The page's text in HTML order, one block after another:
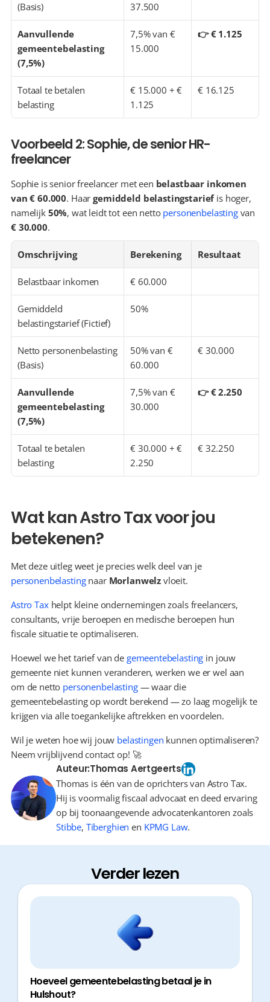
(Basis) 37.500
Aanvullende
gemeentebelasting
(7,5%)
7,5% van €
15.000
👉 € 1.125
Totaal te betalen
belasting
€ 15.000 + €
1.125
€ 16.125
Voorbeeld 2: Sophie, de senior HR-
freelancer
Sophie is senior freelancer met een belastbaar inkomen
van € 60.000. Haar gemiddeld belastingstarief is hoger,
namelijk 50%, wat leidt tot een netto personenbelasting
€ 30.000.
Omschrijving Berekening Resultaat
Belastbaar inkomen € 60.000
Gemiddeld
belastingstarief (Fictief)
50%
Netto personenbelasting
(Basis)
50% van €
60.000
€ 30.000
Aanvullende
gemeentebelasting
(7,5%)
7,5% van €
30.000
👉 € 2.250
Totaal te betalen
belasting
€ 30.000 + €
2.250
€ 32.250
Wat kan Astro Tax voor jou
betekenen?
Met deze uitleg weet je precies welk deel van je
personenbelasting naar Morlanwelz vloeit.
Astro Tax helpt kleine ondernemingen zoals freelancers,
consultants, vrije beroepen en medische beroepen hun
fiscale situatie te optimaliseren.
Hoewel we het tarief van de gemeentebelasting in jouw
gemeente niet kunnen veranderen, werken we er wel aan
om de netto personenbelasting — waar die
gemeentebelasting op wordt berekend — zo laag mogelijk te
krijgen via alle toegankelijke aftrekken en voordelen.
Wil je weten hoe wij jouw belastingen kunnen optimaliseren?
Neem vrijblijvend contact op! 🚀
Auteur:Thomas Aertgeerts
Thomas is één van de oprichters van Astro Tax.
Hij is voormalig fiscaal advocaat en deed ervaring
op bij toonaangevende advocatenkantoren zoals
Stibbe, Tiberghien en KPMG Law.
Verder lezen
Hoeveel gemeentebelasting betaal je in
Hulshout?